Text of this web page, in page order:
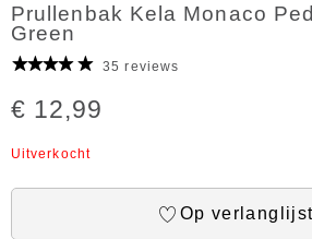
Prullenbak Kela Monaco
Green
35 reviews
€ 12,99
Uitverkocht
Op